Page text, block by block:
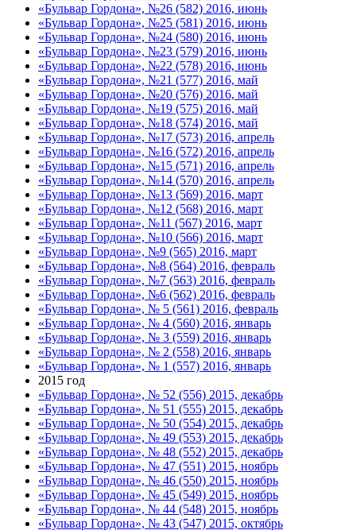
«Бульвар Гордона», №26 (582) 2016, июнь
«Бульвар Гордона», №25 (581) 2016, июнь
«Бульвар Гордона», №24 (580) 2016, июнь
«Бульвар Гордона», №23 (579) 2016, июнь
«Бульвар Гордона», №22 (578) 2016, июнь
«Бульвар Гордона», №21 (577) 2016, май
«Бульвар Гордона», №20 (576) 2016, май
«Бульвар Гордона», №19 (575) 2016, май
«Бульвар Гордона», №18 (574) 2016, май
«Бульвар Гордона», №17 (573) 2016, апрель
«Бульвар Гордона», №16 (572) 2016, апрель
«Бульвар Гордона», №15 (571) 2016, апрель
«Бульвар Гордона», №14 (570) 2016, апрель
«Бульвар Гордона», №13 (569) 2016, март
«Бульвар Гордона», №12 (568) 2016, март
«Бульвар Гордона», №11 (567) 2016, март
«Бульвар Гордона», №10 (566) 2016, март
«Бульвар Гордона», №9 (565) 2016, март
«Бульвар Гордона», №8 (564) 2016, февраль
«Бульвар Гордона», №7 (563) 2016, февраль
«Бульвар Гордона», №6 (562) 2016, февраль
«Бульвар Гордона», № 5 (561) 2016, февраль
«Бульвар Гордона», № 4 (560) 2016, январь
«Бульвар Гордона», № 3 (559) 2016, январь
«Бульвар Гордона», № 2 (558) 2016, январь
«Бульвар Гордона», № 1 (557) 2016, январь
2015 год
«Бульвар Гордона», № 52 (556) 2015, декабрь
«Бульвар Гордона», № 51 (555) 2015, декабрь
«Бульвар Гордона», № 50 (554) 2015, декабрь
«Бульвар Гордона», № 49 (553) 2015, декабрь
«Бульвар Гордона», № 48 (552) 2015, декабрь
«Бульвар Гордона», № 47 (551) 2015, ноябрь
«Бульвар Гордона», № 46 (550) 2015, ноябрь
«Бульвар Гордона», № 45 (549) 2015, ноябрь
«Бульвар Гордона», № 44 (548) 2015, ноябрь
«Бульвар Гордона», № 43 (547) 2015, октябрь